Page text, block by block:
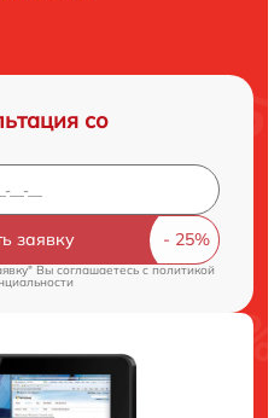
со
заявку
Вы соглашаетесь cполитикой